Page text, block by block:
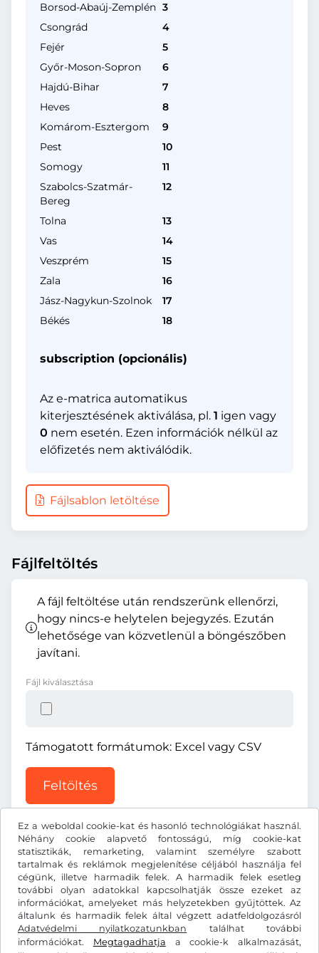
Ez a weboldal cookie-kat és hasonló technológiákat használ.
Néhány cookie alapvető fontosságú, míg cookie-kat
statisztikák, remarketing, valamint személyre szabott
tartalmak és reklámok megjelenítése céljából használja fel
cégünk, illetve harmadik felek. A harmadik felek esetleg
további olyan adatokkal kapcsolhatják össze ezeket az
információkat, amelyeket más helyzetekben gyűjtöttek. Az
általunk és harmadik felek által végzett adatfeldolgozásról
Adatvédelmi nyilatkozatunkban találhat további
információkat. Megtagadhatja a cookie-k alkalmazását,
Borsod-Abaúj-Zemplén 3
Csongrád
4
Fejér
5
Győr-Moson-Sopron
6
Hajdú-Bihar
7
Heves
8
Komárom-Esztergom
9
Pest
10
Somogy
11
Szabolcs-Szatmár-
Bereg
12
Tolna
13
Vas
14
Veszprém
15
Zala
16
Jász-Nagykun-Szolnok
17
Békés
18
subscription (opcionális)
Az e-matrica automatikus
kiterjesztésének aktiválása, pl. 1 igen vagy
0 nem esetén. Ezen információk nélkül az
előfizetés nem aktiválódik.
Fájlsablon letöltése
Fájlfeltöltés
A fájl feltöltése után rendszerünk ellenőrzi,
hogy nincs-e helytelen bejegyzés. Ezután
lehetősége van közvetlenül a böngészőben
javítani.
Fájl kiválasztása
Támogatott formátumok: Excel vagy CSV
Feltöltés
FtHUF
Facebook Instagram